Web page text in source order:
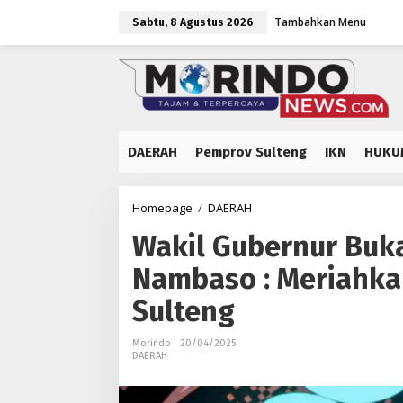
konten
Sabtu, 8 Agustus 2026 Tambahkan Menu
DAERAH Pemprov Sulteng IKN
Homepage / DAERAH
Buka
Puncak
Semarak
Sulteng
61
Wakil Gubernur
Nambaso :
Sulteng
Morindo
20/04/2025
DAERAH